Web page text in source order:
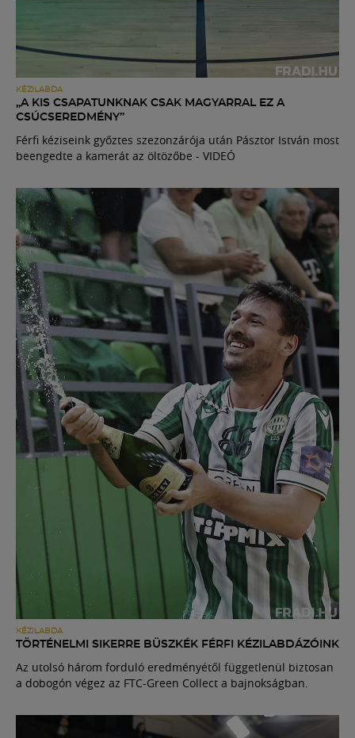
KÉZILABDA
„A KIS CSAPATUNKNAK CSAK MAGYARRAL EZ A
CSÚCSEREDMÉNY”
Férfi kéziseink győztes szezonzárója után Pásztor István most
beengedte a kamerát az öltözőbe - VIDEÓ
KÉZILABDA
TÖRTÉNELMI SIKERRE BÜSZKÉK FÉRFI KÉZILABDÁZÓINK
Az utolsó három forduló eredményétől függetlenül biztosan
a dobogón végez az FTC-Green Collect a bajnokságban.